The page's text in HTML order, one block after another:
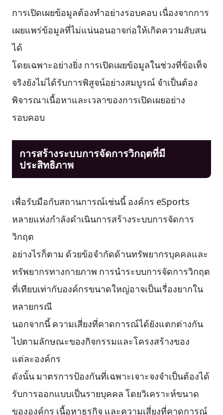
การเปิดเผยข้อมูลต้องทำอย่างรอบคอบ เนื่องจากการ
เผยแพร่ข้อมูลที่ไม่แน่นอนอาจก่อให้เกิดความสับสน
ได้
โดยเฉพาะอย่างยิ่ง การเปิดเผยข้อมูลในช่วงที่ข้อเท็จ
จริงยังไม่ได้รับการพิสูจน์อย่างสมบูรณ์ จำเป็นต้อง
พิจารณาเนื้อหาและเวลาของการเปิดเผยอย่าง
รอบคอบ
การสร้างระบบการจัดการวิกฤตที่มี
ประสิทธิภาพ
เพื่อรับมือกับสถานการณ์เช่นนี้ องค์กร eSports
หลายแห่งกำลังดำเนินการสร้างระบบการจัดการ
วิกฤต
อย่างไรก็ตาม ด้วยข้อจำกัดด้านทรัพยากรบุคคลและ
ทรัพยากรทางกายภาพ การนำระบบการจัดการวิกฤต
ที่เทียบเท่ากับองค์กรขนาดใหญ่อาจเป็นเรื่องยากใน
หลายกรณี
นอกจากนี้ ความเสี่ยงที่คาดการณ์ได้ยังแตกต่างกัน
ไปตามลักษณะของกิจกรรมและโครงสร้างของ
แต่ละองค์กร
ดังนั้น มาตรการป้องกันที่เฉพาะเจาะจงจำเป็นต้องได้
รับการออกแบบเป็นรายบุคคล โดยวิเคราะห์ขนาด
ขององค์กร เนื้อหาธุรกิจ และความเสี่ยงที่คาดการณ์